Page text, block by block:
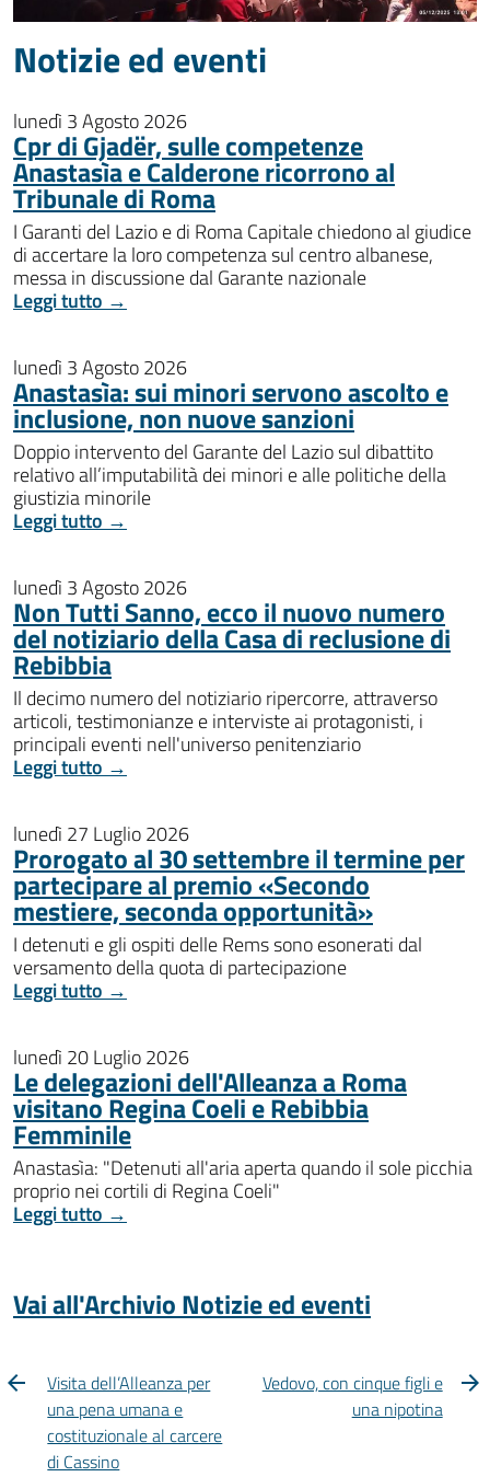
Notizie ed eventi
lunedì 3 Agosto 2026
Cpr di Gjadër, sulle competenze
Anastasìa e Calderone ricorrono al
Tribunale di Roma
I Garanti del Lazio e di Roma Capitale chiedono al giudice
di accertare la loro competenza sul centro albanese,
messa in discussione dal Garante nazionale
Leggi tutto →
lunedì 3 Agosto 2026
Anastasìa: sui minori servono ascolto e
inclusione, non nuove sanzioni
Doppio intervento del Garante del Lazio sul dibattito
relativo all’imputabilità dei minori e alle politiche della
giustizia minorile
Leggi tutto →
lunedì 3 Agosto 2026
Non Tutti Sanno, ecco il nuovo numero
del notiziario della Casa di reclusione di
Rebibbia
Il decimo numero del notiziario ripercorre, attraverso
articoli, testimonianze e interviste ai protagonisti, i
principali eventi nell'universo penitenziario
Leggi tutto →
lunedì 27 Luglio 2026
Prorogato al 30 settembre il termine per
partecipare al premio «Secondo
mestiere, seconda opportunità»
I detenuti e gli ospiti delle Rems sono esonerati dal
versamento della quota di partecipazione
Leggi tutto →
lunedì 20 Luglio 2026
Le delegazioni dell'Alleanza a Roma
visitano Regina Coeli e Rebibbia
Femminile
Anastasìa: "Detenuti all'aria aperta quando il sole picchia
proprio nei cortili di Regina Coeli"
Leggi tutto →
Vai all'Archivio Notizie ed eventi
Visita dell’Alleanza per
una pena umana e
costituzionale al carcere
di Cassino
Vedovo, con cinque figli e
una nipotina